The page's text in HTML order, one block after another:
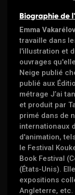
Biographie de
Emma
travaille dans
l'illustration et
ouvrages
Neige publié
publié aux
métrage J’ai
et produit par
primé dans de
internationaux
d'animation,
le Festival
Book Festival
(États-Unis).
expositions
Angleterre, etc.